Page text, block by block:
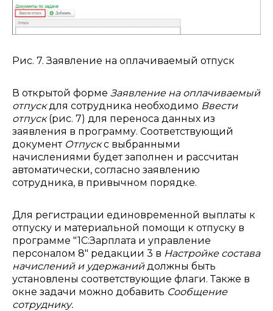
Рис. 7. Заявление на оплачиваемый отпуск
В открытой форме Заявление на оплачиваемый
отпускдля сотрудника необходимо Ввести
отпуск(рис. 7) для переноса данных из
заявления в программу. Соответствующий
документ Отпускс выбранными
начислениями будет заполнен и рассчитан
автоматически, согласно заявлению
сотрудника, в привычном порядке.
Для регистрации единовременной выплаты к
отпуску и материальной помощи к отпуску в
программе "1С:Зарплата и управление
персоналом 8" редакции 3 в Настройке состава
начислений и удержаний должны быть
установлены соответствующие флаги. Также в
окне задачи можно добавить Сообщение
сотруднику.